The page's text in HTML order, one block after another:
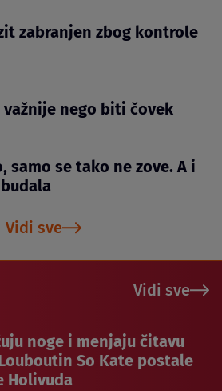
zabranjen zbog kontrole
nego biti čovek
samo se tako ne zove. A i
Vidi sve
Vidi sve
noge i menjaju čitavu
So Kate postale
Holivuda